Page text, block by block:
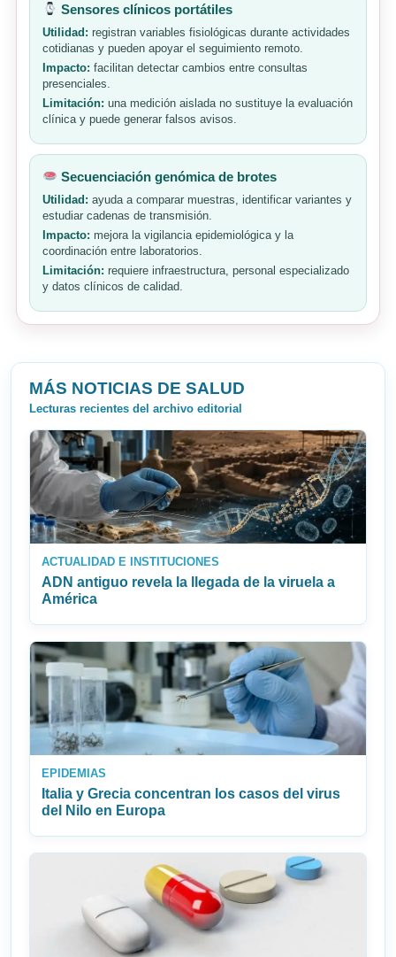
Sensores clínicos portátiles
Utilidad: registran variables fisiológicas durante actividades
cotidianas y pueden apoyar el seguimiento remoto.
Impacto: facilitan detectar cambios entre consultas
presenciales.
Limitación: una medición aislada no sustituye la evaluación
clínica y puede generar falsos avisos.
Secuenciación genómica de brotes
Utilidad: ayuda a comparar muestras, identificar variantes y
estudiar cadenas de transmisión.
Impacto: mejora la vigilancia epidemiológica y la
coordinación entre laboratorios.
Limitación: requiere infraestructura, personal especializado
y datos clínicos de calidad.
MÁS NOTICIAS DE SALUD
Lecturas recientes del archivo editorial
ACTUALIDAD E INSTITUCIONES
ADN antiguo revela la llegada de la viruela a
América
EPIDEMIAS
Italia y Grecia concentran los casos del virus
del Nilo en Europa